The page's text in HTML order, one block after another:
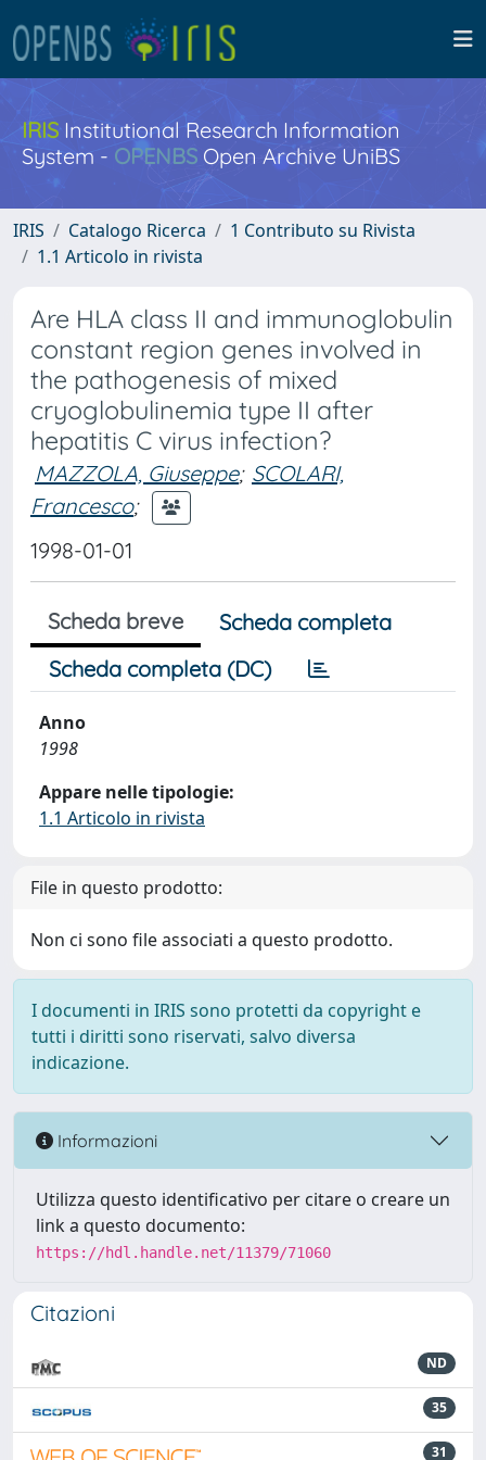
IRISInstitutional Research Information
System - OPENBS Open Archive UniBS
IRIS Catalogo Ricerca
1 Contributo su Rivista
1.1 Articolo in rivista
Are HLA class II and immunoglobulin
constant region genes involved in
the pathogenesis of mixed
cryoglobulinemia type II after
hepatitis C virus infection?
MAZZOLA, Giuseppe; SCOLARI,
Francesco;
1998-01-01
Scheda breve
Scheda completa
Scheda completa (DC)
Anno
1998
Appare nelle tipologie:
1.1 Articolo in rivista
File in questo prodotto:
Non ci sono file associati a questo prodotto.
I documenti in IRIS sono protetti da copyright e
tutti i diritti sono riservati, salvo diversa
indicazione.
Informazioni
Utilizza questo identificativo per citare o creare un
link a questo documento:
https://hdl.handle.net/11379/71060
Citazioni
ND
35
31